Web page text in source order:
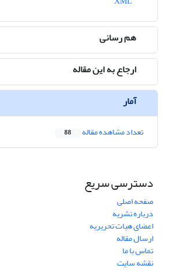
هم رسانی
ارجاع به این مقاله
آمار
تعداد مشاهده مقاله 88
دسترسی سریع
صفحه اصلی
درباره نشریه
اعضای هیات تحریریه
ارسال مقاله
تماس با ما
نقشه سایت